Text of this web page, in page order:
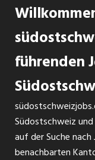
führenden
Südostschweiz
auf der Suche nach
benachbarten